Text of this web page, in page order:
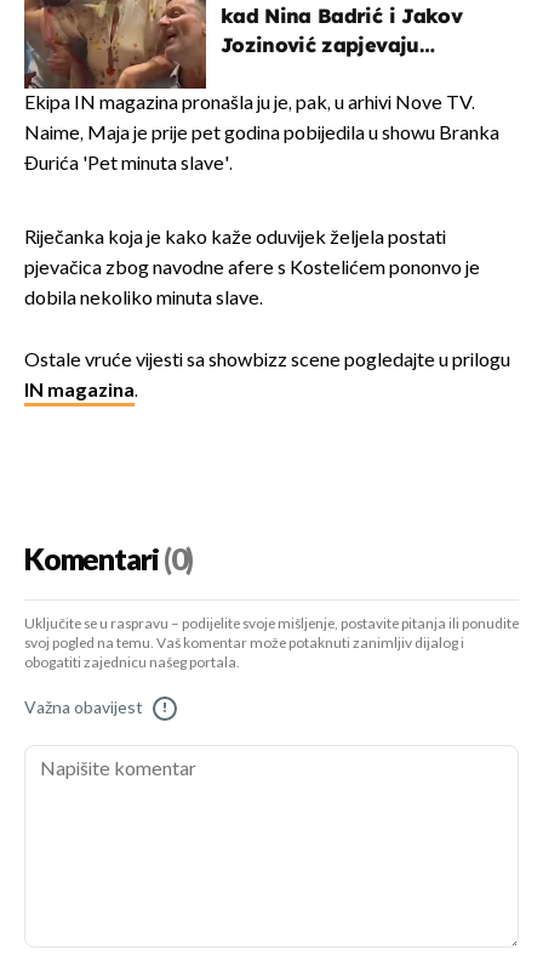
kad Nina Badrić i Jakov
Jozinović zapjevaju
Ekipa IN magazina pronašla ju je, pak, u arhivi Nove TV.
Naime, Maja je prije pet godina pobijedila u showu Branka
Đurića 'Pet minuta slave'.
Riječanka koja je kako kaže oduvijek željela postati
pjevačica zbog navodne afere s Kostelićem pononvo je
dobila nekoliko minuta slave.
Ostale vruće vijesti sa showbizz scene pogledajte u prilogu
IN magazina.
Komentari(0)
Uključite se u raspravu – podijelite svoje mišljenje, postavite pitanja ili ponudite
svoj pogled na temu. Vaš komentar može potaknuti zanimljiv dijalog i
obogatiti zajednicu našeg portala.
Važna obavijest !